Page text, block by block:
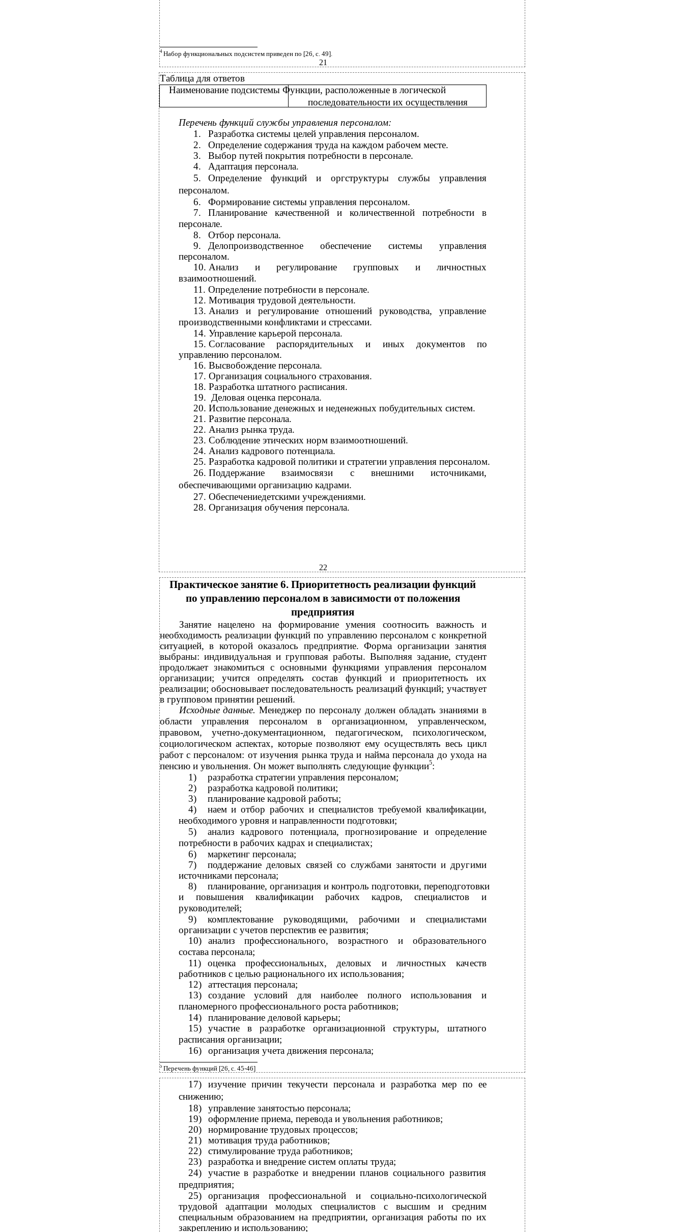
4 Набор функциональных подсистем приведен по [26, с. 49].
21
Таблица для ответов
Наименование подсистемы Функции, расположенные в логической
последовательности их осуществления
Перечень функций службы управления персоналом:
1.
Разработка системы целей управления персоналом.
2.
Определение содержания труда на каждом рабочем месте.
3.
Выбор путей покрытия потребности в персонале.
4.
Адаптация персонала.
5.
Определение функций и оргструктуры службы управления
персоналом.
6.
Формирование системы управления персоналом.
7.
Планирование качественной и количественной потребности в
персонале.
8.
Отбор персонала.
9.
Делопроизводственное обеспечение системы управления
персоналом.
10. Анализ и регулирование групповых и личностных
взаимоотношений.
11. Определение потребности в персонале.
12. Мотивация трудовой деятельности.
13. Анализ и регулирование отношений руководства, управление
производственными конфликтами и стрессами.
14. Управление карьерой персонала.
15. Согласование распорядительных и иных документов по
управлению персоналом.
16. Высвобождение персонала.
17. Организация социального страхования.
18. Разработка штатного расписания.
19.
Деловая оценка персонала.
20. Использование денежных и неденежных побудительных систем.
21. Развитие персонала.
22. Анализ рынка труда.
23. Соблюдение этических норм взаимоотношений.
24. Анализ кадрового потенциала.
25. Разработка кадровой политики и стратегии управления персоналом.
26. Поддержание взаимосвязи с внешними источниками,
обеспечивающими организацию кадрами.
27. Обеспечениедетскими учреждениями.
28. Организация обучения персонала.
22
Практическое занятие 6. Приоритетность реализации функций
по управлению персоналом в зависимости от положения
предприятия
Занятие нацелено на формирование умения соотносить важность и
необходимость реализации функций по управлению персоналом с конкретной
ситуацией, в которой оказалось предприятие. Форма организации занятия
выбраны: индивидуальная и групповая работы. Выполняя задание, студент
продолжает знакомиться с основными функциями управления персоналом
организации; учится определять состав функций и приоритетность их
реализации; обосновывает последовательность реализаций функций; участвует
в групповом принятии решений.
Исходные данные.Менеджер по персоналу должен обладать знаниями в
области управления персоналом в организационном, управленческом,
правовом, учетно-документационном, педагогическом, психологическом,
социологическом аспектах, которые позволяют ему осуществлять весь цикл
работ с персоналом: от изучения рынка труда и найма персонала до ухода на
пенсию и увольнения. Он может выполнять следующие функции5:
1)
разработка стратегии управления персоналом;
2)
разработка кадровой политики;
3)
планирование кадровой работы;
4)
наем и отбор рабочих и специалистов требуемой квалификации,
необходимого уровня и направленности подготовки;
5)
анализ кадрового потенциала, прогнозирование и определение
потребности в рабочих кадрах и специалистах;
6)
маркетинг персонала;
7)
поддержание деловых связей со службами занятости и другими
источниками персонала;
8)
планирование, организация и контроль подготовки, переподготовки
и
повышения квалификации рабочих кадров, специалистов и
руководителей;
9)
комплектование руководящими, рабочими и специалистами
организации с учетов перспектив ее развития;
10)
анализ профессионального, возрастного и образовательного
состава персонала;
11)
оценка профессиональных, деловых и личностных качеств
работников с целью рационального их использования;
12)
аттестация персонала;
13)
создание условий для наиболее полного использования и
планомерного профессионального роста работников;
14)
планирование деловой карьеры;
15)
участие в разработке организационной структуры, штатного
расписания организации;
16)
организация учета движения персонала;
5 Перечень функций [26, с. 45-46]
17)
изучение причин текучести персонала и разработка мер по ее
снижению;
18)
управление занятостью персонала;
19)
оформление приема, перевода и увольнения работников;
20)
нормирование трудовых процессов;
21)
мотивация труда работников;
22)
стимулирование труда работников;
23)
разработка и внедрение систем оплаты труда;
24)
участие в разработке и внедрении планов социального развития
предприятия;
25)
организация профессиональной и социально-психологической
трудовой адаптации молодых специалистов с высшим и средним
специальным образованием на предприятии, организация работы по их
закреплению и использованию;